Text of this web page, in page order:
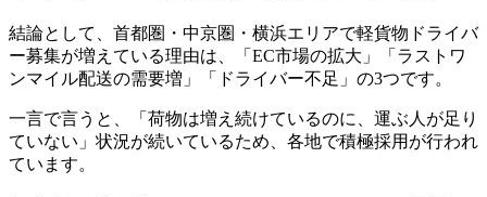
結論として、首都圏・中京圏・横浜エリアで軽貨物ドライバ
ー募集が増えている理由は、「EC市場の拡大」「ラストワ
ンマイル配送の需要増」「ドライバー不足」の3つです。
一言で言うと、「荷物は増え続けているのに、運ぶ人が足り
ていない」状況が続いているため、各地で積極採用が行われ
ています。